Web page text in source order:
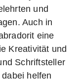
und
Auch in
eine
Kreativität und
Schriftsteller
helfen